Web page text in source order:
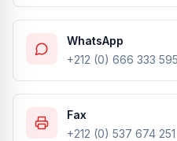
WhatsApp
+212 (0) 666 333 595
Fax
+212 (0) 537 674 251